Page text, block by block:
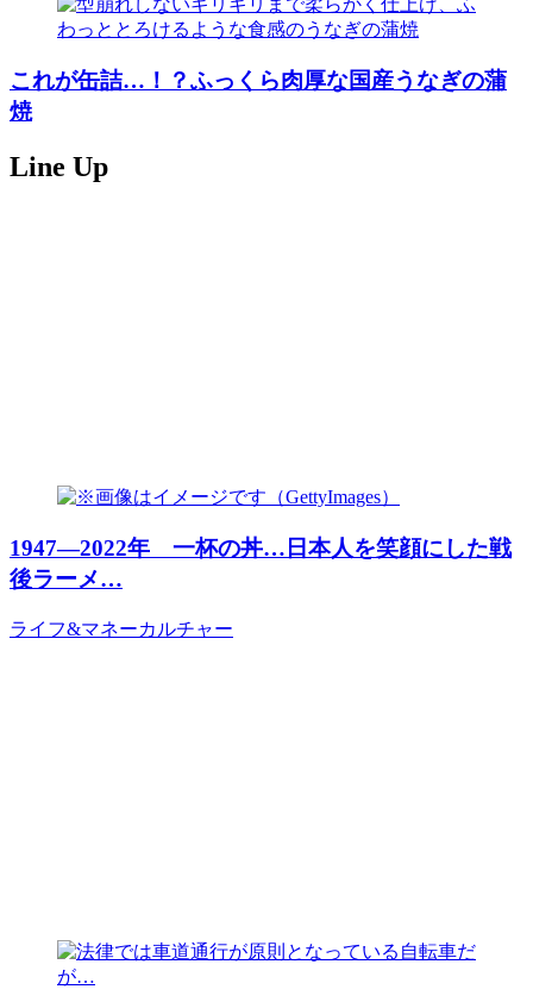
これが缶詰…！？ふっくら肉厚な国産うなぎの蒲
焼
Line Up
1947―2022年 一杯の丼…日本人を笑顔にした戦
後ラーメ…
ライフ&マネーカルチャー